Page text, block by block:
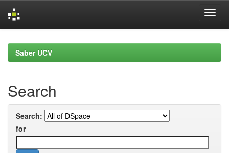
navigationSaber UCV
Search
Search:
for